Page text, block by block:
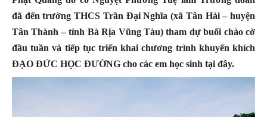
đã đến trường THCS Trần Đại Nghĩa (xã Tân Hải – huyện
Tân Thành – tỉnh Bà Rịa Vũng Tàu) tham dự buổi chào cờ
đầu tuần và tiếp tục triển khai chương trình khuyến khích
ĐẠO ĐỨC HỌC ĐƯỜNG cho các em học sinh tại đây.